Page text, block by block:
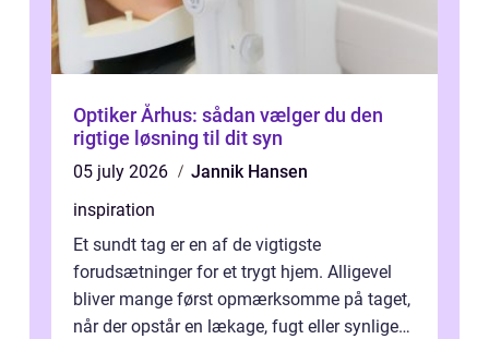
Optiker Århus: sådan vælger du den
rigtige løsning til dit syn
05 july 2026
Jannik Hansen
inspiration
Et sundt tag er en af de vigtigste
forudsætninger for et trygt hjem. Alligevel
bliver mange først opmærksomme på taget,
når der opstår en lækage, fugt eller synlige